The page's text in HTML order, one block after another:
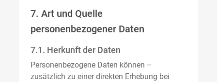
7. Art und Quelle
personenbezogener Daten
7.1. Herkunft der Daten
Personenbezogene Daten können –
zusätzlich zu einer direkten Erhebung bei